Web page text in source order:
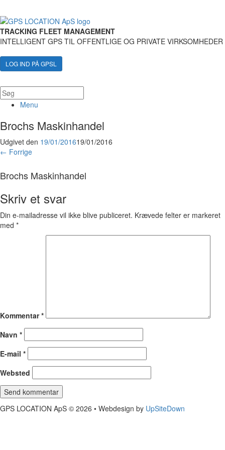
TRACKING FLEET MANAGEMENT
INTELLIGENT GPS TIL OFFENTLIGE OG PRIVATE VIRKSOMHEDER
LOG IND PÅ GPSL
Menu
Brochs Maskinhandel
Udgivet den 19/01/201619/01/2016
← Forrige
Brochs Maskinhandel
Skriv et svar
Din e-mailadresse vil ikke blive publiceret. Krævede felter er markeret
med *
Kommentar*
Navn *
E-mail *
Websted
GPS LOCATION ApS © 2026 • Webdesign by UpSiteDown